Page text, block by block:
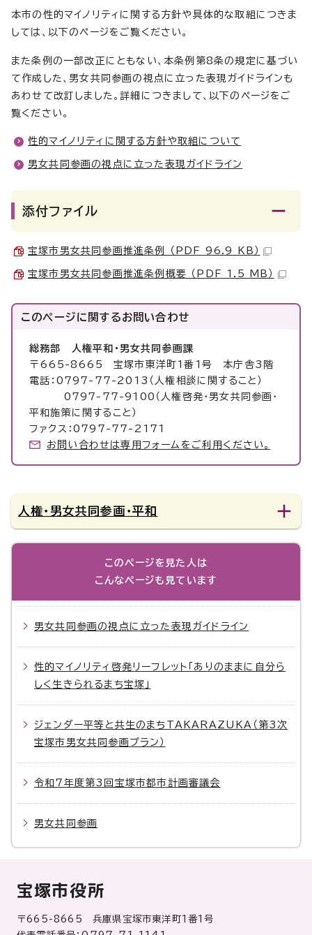
本市の性的マイノリティに関する方針や具体的な取組につきま
しては、以下のページをご覧ください。
また条例の一部改正にともない、本条例第8条の規定に基づい
て作成した、男女共同参画の視点に立った表現ガイドラインも
あわせて改訂しました。詳細につきまして、以下のページをご
覧ください。
性的マイノリティに関する方針や取組について
男女共同参画の視点に立った表現ガイドライン
添付ファイル
宝塚市男女共同参画推進条例 （PDF 96.9 KB）
宝塚市男女共同参画推進条例概要 （PDF 1.5 MB）
このページに関するお問い合わせ
総務部 人権平和・男女共同参画課
〒665-8665 宝塚市東洋町1番1号 本庁舎3階
電話：0797-77-2013（人権相談に関すること）
0797-77-9100（人権啓発・男女共同参画・
平和施策に関すること）
ファクス：0797-77-2171
お問い合わせは専用フォームをご利用ください。
人権・男女共同参画・平和
このページを見た人は
こんなページも見ています
男女共同参画の視点に立った表現ガイドライン
性的マイノリティ啓発リーフレット「ありのままに自分ら
しく生きられるまち宝塚」
ジェンダー平等と共生のまちTAKARAZUKA（第3次
宝塚市男女共同参画プラン）
令和7年度第3回宝塚市都市計画審議会
男女共同参画
宝塚市役所
〒665-8665 兵庫県宝塚市東洋町1番1号